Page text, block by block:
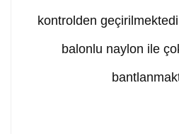
kontrolden
balonlu naylon ile